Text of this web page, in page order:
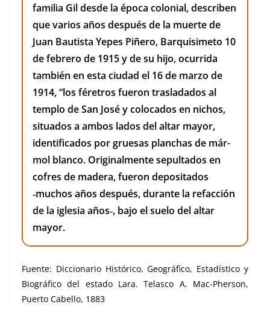
famil­ia Gil des­de la época colo­nial, describen
que var­ios años después de la muerte de
Juan Bautista Yepes Piñero, Bar­quisime­to 10
de febrero de 1915 y de su hijo, ocur­ri­da
tam­bién en esta ciu­dad el 16 de mar­zo de
1914, “los féret­ros fueron traslada­dos al
tem­p­lo de San José y colo­ca­dos en nichos,
situ­a­dos a ambos lados del altar may­or,
iden­ti­fi­ca­dos por grue­sas plan­chas de már­
mol blan­co. Orig­i­nal­mente sepul­ta­dos en
cofres de madera, fueron deposi­ta­dos
‑muchos años después, durante la refac­ción
de la igle­sia años‑, bajo el sue­lo del altar
may­or.
Fuente: Dic­cionario Históri­co, Geográ­fi­co, Estadís­ti­co y
Biográ­fi­co del esta­do Lara. Telas­co A. Mac-Pher­son,
Puer­to Cabel­lo, 1883